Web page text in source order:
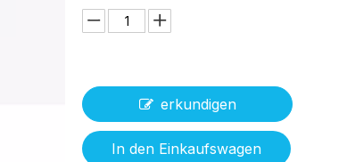
erkundigen
In den Einkaufswagen